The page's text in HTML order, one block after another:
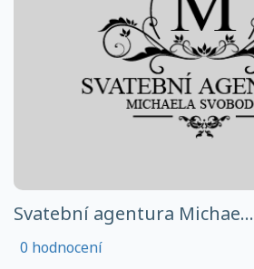
Svatební agentura Michae...
0 hodnocení